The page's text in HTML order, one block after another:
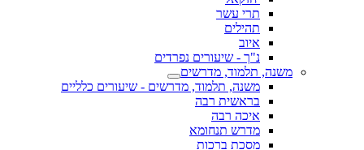
תרי עשר
תהילים
איוב
נ"ך - שיעורים נפרדים
משנה, תלמוד, מדרשים
משנה, תלמוד, מדרשים - שיעורים כלליים
בראשית רבה
איכה רבה
מדרש תנחומא
מסכת ברכות